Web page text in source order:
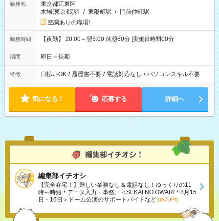
勤務地
東京都江東区
木場(東京都)駅 / 東陽町駅 / 門前仲町駅
空調ありの職場!
勤務時間 【夜勤】 20:00～翌5:00 休憩60分 [実働]8時間00分
期間 即日～長期
特徴 日払いOK / 履歴書不要 / 電話対応なし / パソコンスキル不要
気になる！ 応募する 詳細へ
編集部イチオシ
【完全在宅！】難しい業務なし＆電話なし！ゆっくりの11
時～時短＊データ入力・事務、＜SEKAI NO OWARI＊8月15
日・16日＞ドーム公演のサポートバイトなど (8/7UP!)